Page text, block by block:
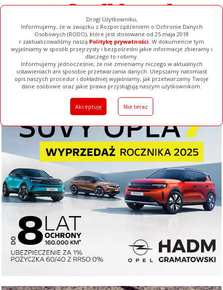
Drogi Użytkowniku,
Informujemy, że w związku z Rozporządzeniem o Ochronie Danych
Osobowych (RODO), które jest stosowane od 25 maja 2018
r.zaktualizowaliśmy naszą Politykę prywatności. W dokumencie tym
wyjaśniamy w sposób przejrzysty i bezpośredni jakie informacje zbieramy i
dlaczego to robimy.
Informujemy jednocześnie, że nie zmieniamy niczego w aktualnych
ustawieniach ani sposobie przetwarzania danych. Ulepszamy natomiast
opis naszych procedur i dokładniej wyjaśniamy, jak przetwarzamy Twoje
dane osobowe oraz jakie prawa przysługują naszym użytkownikom.
Akceptuję Nie teraz
Ogłoszenia Filmy Galerie Baza Firm Pełna Wersja